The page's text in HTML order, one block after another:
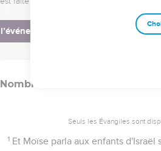
Et un bouc [en offrande pour le]
39 Vous offrirez ces choses à
selon vos holocaustes, vos
Nombres
Seuls les Évangiles sont
1 Et Moïse parla aux enfants